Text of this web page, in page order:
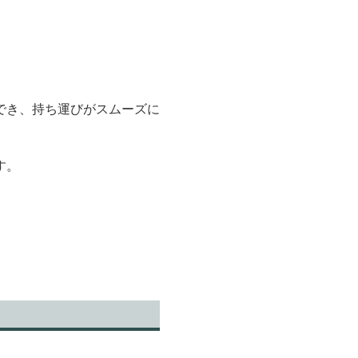
、持ち運びがスムーズに